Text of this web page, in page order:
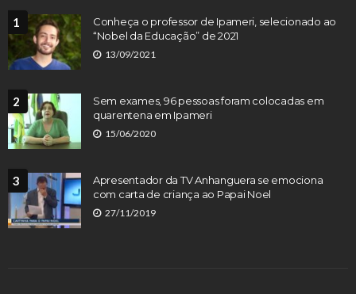
1
Conheça o professor de Ipameri, selecionado ao
“Nobel da Educação” de 2021
13/09/2021
2
Sem exames, 96 pessoas foram colocadas em
quarentena em Ipameri
15/06/2020
3
Apresentador da TV Anhanguera se emociona
com carta de criança ao Papai Noel
27/11/2019